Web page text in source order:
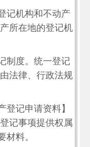
记机构和不动产
所在地的登记机
制度。统一登记
法律、行政法规
记申请资料】
记事项提供权属
材料。